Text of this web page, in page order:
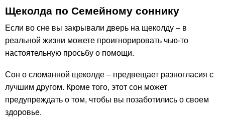
Щеколда по Семейному соннику
Если во сне вы закрывали дверь на щеколду – в
реальной жизни можете проигнорировать чью-то
настоятельную просьбу о помощи.
Сон о сломанной щеколде – предвещает разногласия с
лучшим другом. Кроме того, этот сон может
предупреждать о том, чтобы вы позаботились о своем
здоровье.